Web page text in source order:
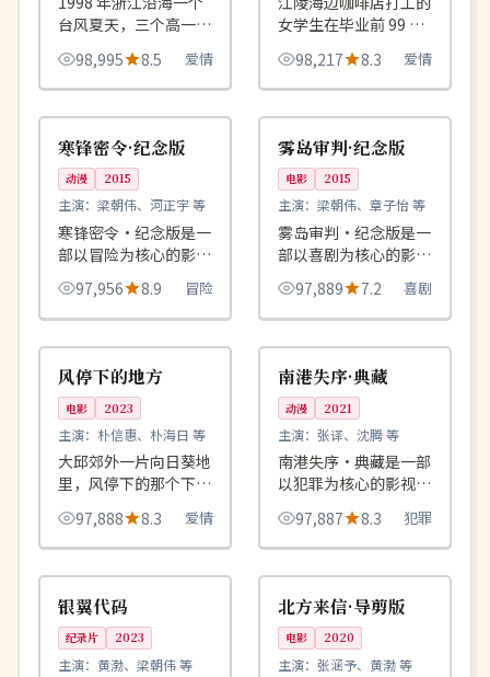
台风夏天，三个高一少
年在屋顶上度过了一生
中最长的一个下午。
98,995 8.5 爱情
女学生在毕业前 99 天
里，每天向同一位客人
重复同一句没有说完的
话。
98,217 8.3 爱情
英国
99:42
寒锋密令·纪念版
动漫 2015
主演： 梁朝伟、河正宇 等
寒锋密令·纪念版是一
部以冒险为核心的影视
作品，围绕危机、反转
与人物成长展开，整体
节奏紧凑，值得推荐观
看。
97,956 8.9 冒险
美国
99:58
雾岛审判·纪念版
电影 2015
主演： 梁朝伟、章子怡 等
雾岛审判·纪念版是一
部以喜剧为核心的影视
作品，围绕危机、反转
与人物成长展开，整体
节奏紧凑，值得推荐观
看。
97,889 7.2 喜剧
韩国
高分 99:51
风停下的地方
电影 2023
主演： 朴信惠、朴海日 等
大邱郊外一片向日葵地
里，风停下的那个下
午，两个错过半生的人
决定从头说起。
97,888 8.3 爱情
中国
独播 99:00
南港失序·典藏
动漫 2021
主演： 张译、沈腾 等
南港失序·典藏是一部
以犯罪为核心的影视作
品，围绕危机、反转与
人物成长展开，整体节
奏紧凑，值得推荐观
看。
97,887 8.3 犯罪
英国
99:04
银翼代码
纪录片 2023
主演： 黄渤、梁朝伟 等
中国
99:55
北方来信·导剪版
电影 2020
主演： 张涵予、黄渤 等